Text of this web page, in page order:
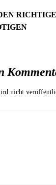
nicht